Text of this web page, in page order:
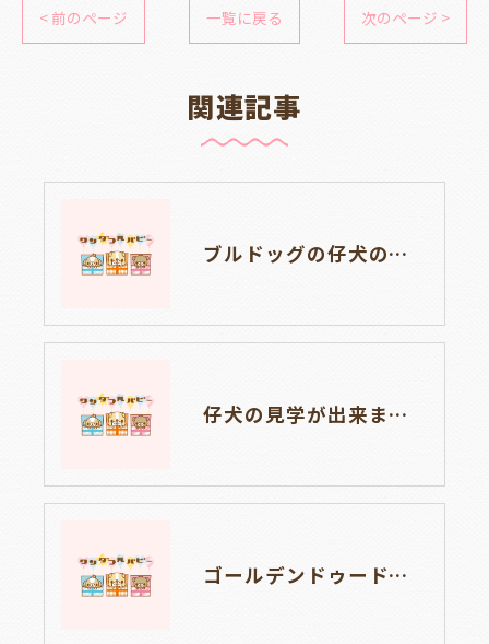
< 前のページ 一覧に戻る 次のページ >
関連記事
ブルドッグの仔犬のお目目があきました👀💑🐶岐阜県養老町のブリーダーワンダフルパピーです。
仔犬の見学が出来ます🐶岐阜県養老町のブリーダーワンダフルパピーです。
ゴールデンドゥードルの仔犬の見学が出来ます🐶🐶🐶岐阜県養老町のブリーダーワンダフルパピーです。